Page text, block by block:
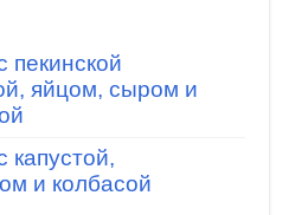
пекинской
яйцом, сыром и
капустой,
и колбасой